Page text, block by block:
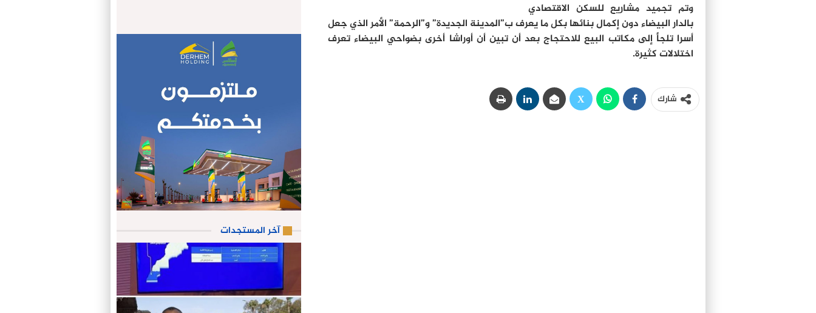
وتم تجميد مشاريع للسكن الاقتصادي
بالدار البيضاء دون إكمال بنائها بكل ما يعرف ب”المدينة الجديدة” و”الرحمة” الأمر الذي جعل
أسرا تلجأ إلى مكاتب البيع للاحتجاج بعد أن تبين أن أوراشا أخرى بضواحي البيضاء تعرف
اختلالات كثيرة.
شارك
الامريكية
آخر المستجدات